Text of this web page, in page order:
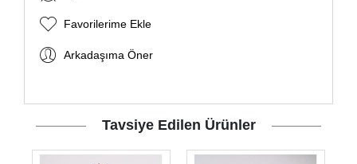
Favorilerime Ekle
Arkadaşıma Öner
Tavsiye Edilen Ürünler